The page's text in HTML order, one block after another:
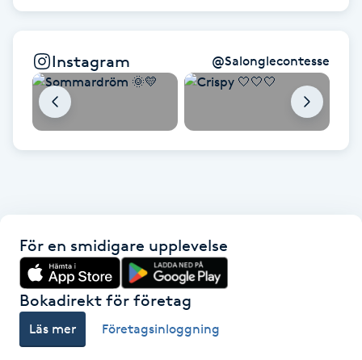
Hollywood Peel
Hot Stone Massage
Hot yoga
Hudföryngring
Hudvård
Hyaluronsyra
Hyperhidros
Instagram @Salonglecontesse
För en smidigare upplevelse
Bokadirekt för företag
Läs mer Företagsinloggning